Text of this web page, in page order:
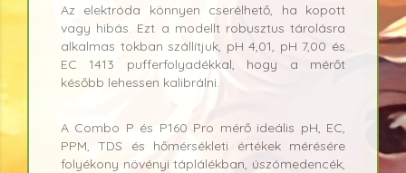
Az elektróda könnyen cserélhető, ha kopott
vagy hibás. Ezt a modellt robusztus tárolásra
alkalmas tokban szállítjuk, pH 4,01, pH 7,00 és
EC 1413 pufferfolyadékkal, hogy a mérőt
később lehessen kalibrálni.
A Combo P és P160 Pro mérő ideális pH, EC,
PPM, TDS és hőmérsékleti értékek mérésére
folyékony növényi táplálékban, úszómedencék,